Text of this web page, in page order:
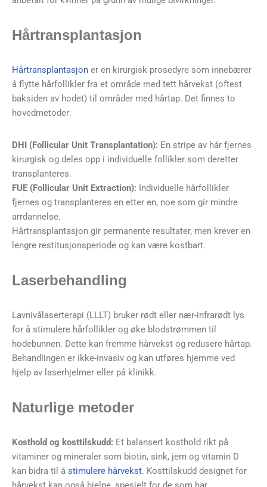
Hårtransplantasjon
Hårtransplantasjon er en kirurgisk prosedyre som innebærer
å flytte hårfollikler fra et område med tett hårvekst (oftest
baksiden av hodet) til områder med hårtap. Det finnes to
hovedmetoder:
DHI (Follicular Unit Transplantation): En stripe av hår fjernes
kirurgisk og deles opp i individuelle follikler som deretter
transplanteres.
FUE (Follicular Unit Extraction): Individuelle hårfollikler
fjernes og transplanteres en etter en, noe som gir mindre
arrdannelse.
Hårtransplantasjon gir permanente resultater, men krever en
lengre restitusjonsperiode og kan være kostbart.
Laserbehandling
Lavnivålaserterapi (LLLT) bruker rødt eller nær-infrarødt lys
for å stimulere hårfollikler og øke blodstrømmen til
hodebunnen. Dette kan fremme hårvekst og redusere hårtap.
Behandlingen er ikke-invasiv og kan utføres hjemme ved
hjelp av laserhjelmer eller på klinikk.
Naturlige metoder
Kosthold og kosttilskudd: Et balansert kosthold rikt på
vitaminer og mineraler som biotin, sink, jern og vitamin D
kan bidra til å stimulere hårvekst. Kosttilskudd designet for